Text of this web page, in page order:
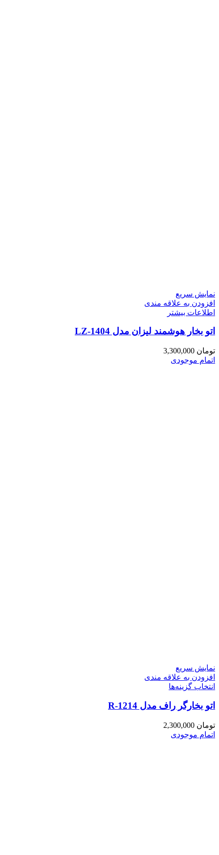
نمایش سریع
افزودن به علاقه مندی
اطلاعات بیشتر
اتو بخار هوشمند لیزان مدل LZ-1404
تومان
اتمام موجودی
نمایش سریع
افزودن به علاقه مندی
انتخاب گزینه‌ها
اتو بخارگر راف مدل R-1214
تومان
اتمام موجودی